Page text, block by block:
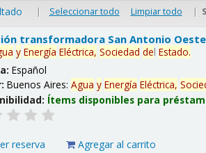
| Seleccionar todo Limpiar todo |
transformadora San Antonio
y Energía Eléctrica, Sociedad delEstado.
Español
Buenos Aires:Agua y Energía Eléctrica,
Ítems disponibles para
reserva Agregar al carrito